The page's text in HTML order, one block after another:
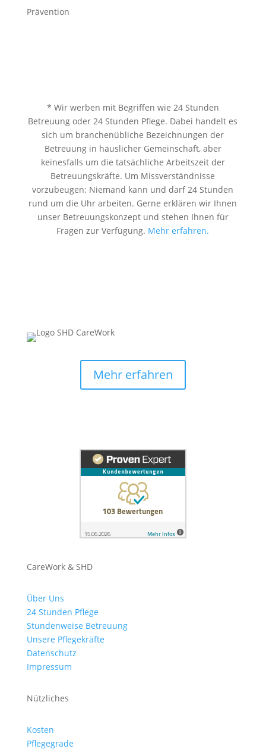
Prävention
* Wir werben mit Begriffen wie 24 Stunden
Betreuung oder 24 Stunden Pflege. Dabei handelt es
sich um branchenübliche Bezeichnungen der
Betreuung in häuslicher Gemeinschaft, aber
keinesfalls um die tatsächliche Arbeitszeit der
Betreuungskräfte. Um Missverständnisse
vorzubeugen: Niemand kann und darf 24 Stunden
rund um die Uhr arbeiten. Gerne erklären wir Ihnen
unser Betreuungskonzept und stehen Ihnen für
Fragen zur Verfügung. Mehr erfahren.
Mehr erfahren
CareWork & SHD
Über Uns
24 Stunden Pflege
Stundenweise Betreuung
Unsere Pflegekräfte
Datenschutz
Impressum
Nützliches
Kosten
Pflegegrade